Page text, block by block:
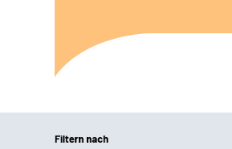
Filtern nach